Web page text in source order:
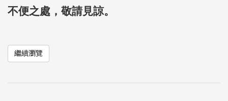
不便之處，敬請見諒。
繼續瀏覽